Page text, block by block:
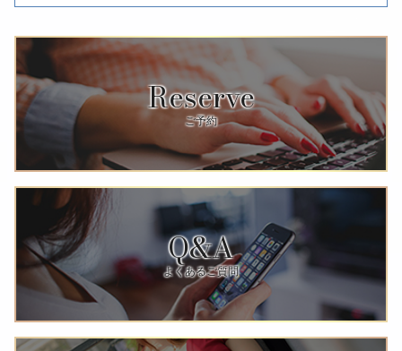
Reserve
ご予約
Q&A
よくあるご質問